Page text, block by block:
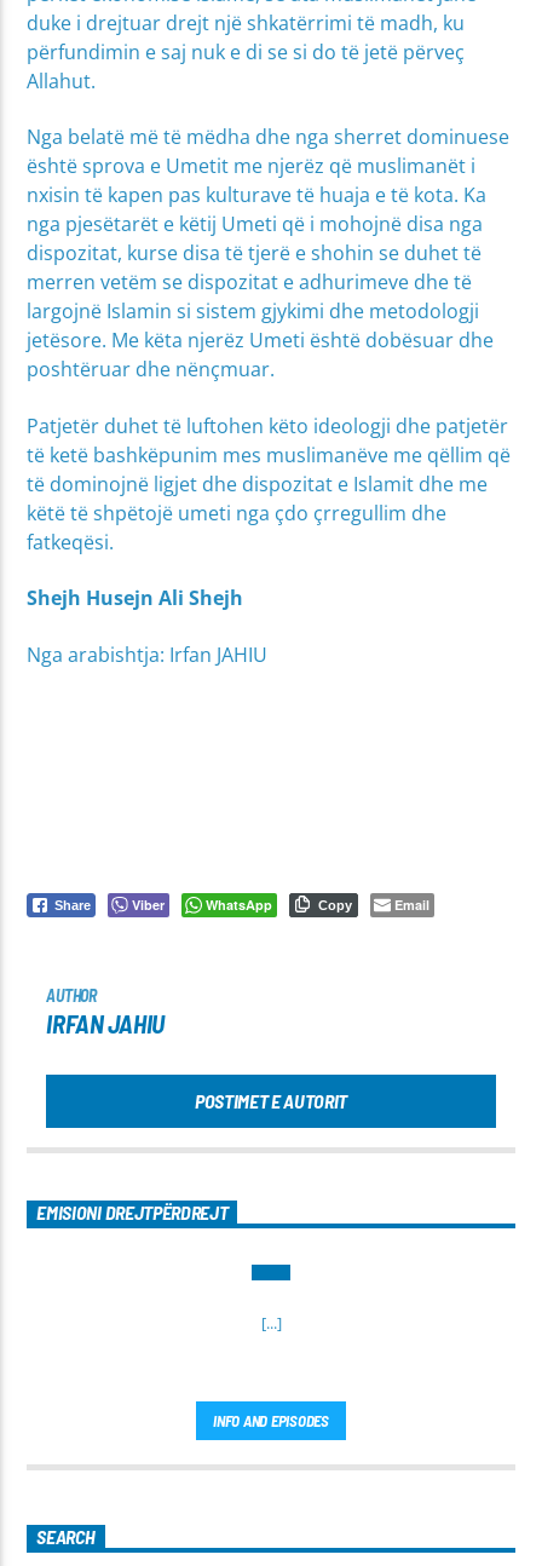
duke i drejtuar drejt një shkatërrimi të madh, ku
përfundimin e saj nuk e di se si do të jetë përveç
Allahut.
Nga belatë më të mëdha dhe nga sherret dominuese
është sprova e Umetit me njerëz që muslimanët i
nxisin të kapen pas kulturave të huaja e të kota. Ka
nga pjesëtarët e këtij Umeti që i mohojnë disa nga
dispozitat, kurse disa të tjerë e shohin se duhet të
merren vetëm se dispozitat e adhurimeve dhe të
largojnë Islamin si sistem gjykimi dhe metodologji
jetësore. Me këta njerëz Umeti është dobësuar dhe
poshtëruar dhe nënçmuar.
Patjetër duhet të luftohen këto ideologji dhe patjetër
të ketë bashkëpunim mes muslimanëve me qëllim që
të dominojnë ligjet dhe dispozitat e Islamit dhe me
këtë të shpëtojë umeti nga çdo çrregullim dhe
fatkeqësi.
Shejh Husejn Ali Shejh
Nga arabishtja: Irfan JAHIU
Share Viber WhatsApp Copy Email
AUTHOR
IRFAN JAHIU
POSTIMET E AUTORIT
EMISIONI DREJTPËRDREJT
[...]
INFO AND EPISODES
SEARCH